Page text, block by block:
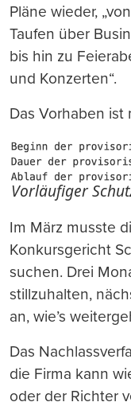
Pläne wieder,
Taufen über
bis hin zu
und Konzerten“.
Das Vorhaben ist
Vorläufiger
Im März musste
Konkursgericht
suchen. Drei
stillzuhalten,
an, wie’s
Das
die Firma kann
oder der Richter